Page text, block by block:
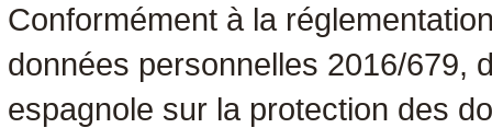
Conformément à la
données personnelles 2016/679,
espagnole sur la protection des